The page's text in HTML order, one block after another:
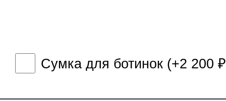
Сумка для ботинок (+2 200 ₽